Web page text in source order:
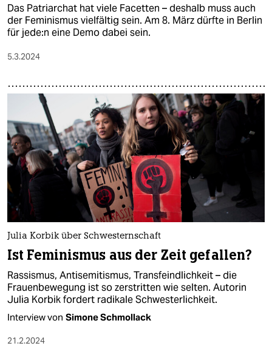
Das Patriarchat hat viele Facetten – deshalb muss auch
der Feminismus vielfältig sein. Am 8. März dürfte in Berlin
für je­de:n eine Demo dabei sein.
5.3.2024
Julia Korbik über Schwesternschaft
Ist Feminismus aus der Zeit gefallen?
Rassismus, Antisemitismus, Transfeindlichkeit – die
Frauenbewegung ist so zerstritten wie selten. Autorin
Julia Korbik fordert radikale Schwesterlichkeit.
Interview von Simone Schmollack
21.2.2024